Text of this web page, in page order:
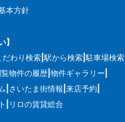
本方針
】
だわり検索 駅から検索 駐車場検索
物件の履歴 物件ギャラリー
さいたま街情報 来店予約
リロの賃貸総合